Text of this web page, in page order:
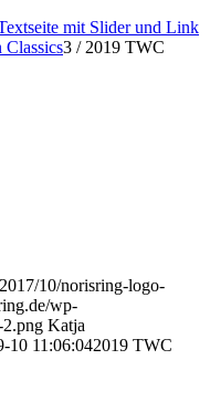
mit Slider und Link
Classics3 / 2019 TWC
10/norisring-logo-
wp-
Katja
10 11:06:042019 TWC